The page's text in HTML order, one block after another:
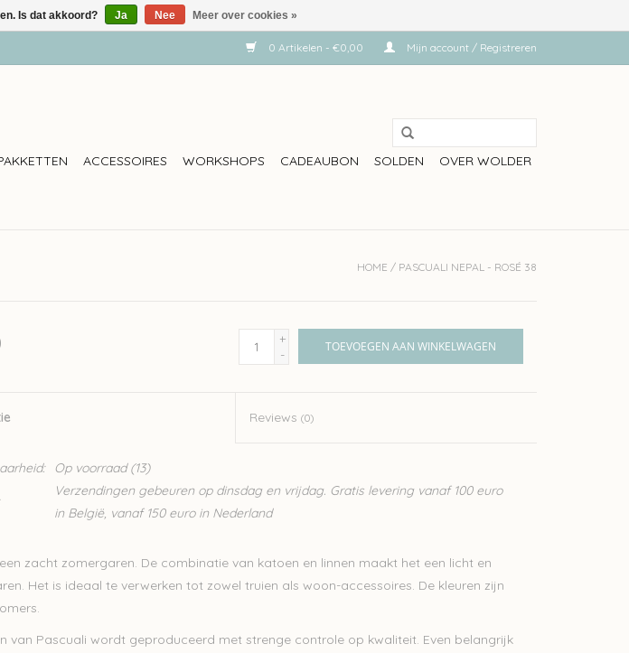
0 Artikelen - €0,00 Mijn account / Registreren
ACCESSOIRES WORKSHOPS CADEAUBON SOLDEN OVER WOLDER
HOME / PASCUALI NEPAL - ROSÉ 38
+
-
TOEVOEGEN AAN WINKELWAGEN
Reviews(0)
Op voorraad(13)
Verzendingen gebeuren op dinsdag en vrijdag. Gratis levering vanaf 100 euro
in België, vanaf 150 euro in Nederland
zacht zomergaren. De combinatie van katoen en linnen maakt het een licht en
Het is ideaal te verwerken tot zowel truien als woon-accessoires. De kleuren zijn
van Pascuali wordt geproduceerd met strenge controle op kwaliteit. Even belangrijk
Is dat akkoord? Ja Nee Meer over cookies »